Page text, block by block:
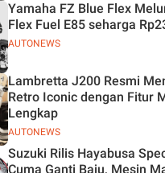
AUTONEWS
Yamaha FZ Blue Flex
Flex Fuel E85 seharga
AUTONEWS
Lambretta J200 Resmi
Retro Iconic dengan Fitur
Lengkap
Suzuki Rilis Hayabusa
Cuma Ganti Baju, Mesin